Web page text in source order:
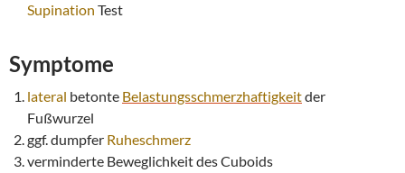
Supination Test
Symptome
lateral betonte Belastungsschmerzhaftigkeitder
Fußwurzel
ggf. dumpfer Ruheschmerz
verminderte Beweglichkeit des Cuboids